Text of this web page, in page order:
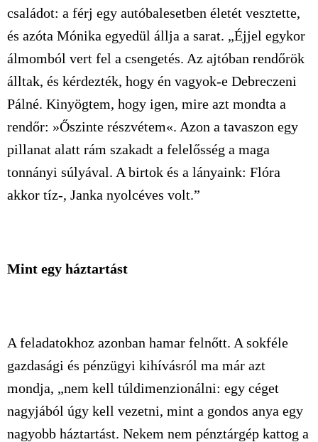
családot: a férj egy autóbalesetben életét vesztette,
és azóta Mónika egyedül állja a sarat. „Éjjel egykor
álmomból vert fel a csengetés. Az ajtóban rendőrök
álltak, és kérdezték, hogy én vagyok-e Debreczeni
Pálné. Kinyögtem, hogy igen, mire azt mondta a
rendőr: »Őszinte részvétem«. Azon a tavaszon egy
pillanat alatt rám szakadt a felelősség a maga
tonnányi súlyával. A birtok és a lányaink: Flóra
akkor tíz-, Janka nyolcéves volt.”
Mint egy háztartást
A feladatokhoz azonban hamar felnőtt. A sokféle
gazdasági és pénzügyi kihívásról ma már azt
mondja, „nem kell túldimenzionálni: egy céget
nagyjából úgy kell vezetni, mint a gondos anya egy
nagyobb háztartást. Nekem nem pénztárgép kattog a